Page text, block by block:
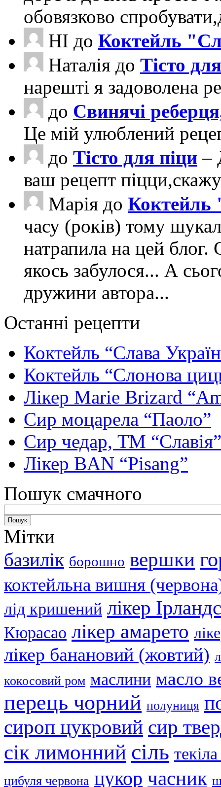
обовязково
НІ до Коктейль
Наталія до Тісто
нарешті я задоволена
до Свинячі
Це мій улюблений
до Тісто для піци –
ваш рецепт
Марія до Коктейль
часу (років) тому
натрапила на цей блог.
якось забулося... А
дружини автора...
Останні рецепти
Коктейль “Слава
Коктейль “Слонова
Лікер Marie Brizard
Сир моцарела “Паоло”
Сир чедар, ТМ “Славія”
Лікер BAN “Pisang”
Пошук смачного
Мітки
базилік борошно вершки
коктейльна вишня
лід кришений лікер
Кюрасао лікер амарето
лікер банановий (жовтий)
кокосовий ром маслини масло
перець чорний полуниця
сироп цукровий сир
сік лимонний сіль
цибуля червона цукор часник